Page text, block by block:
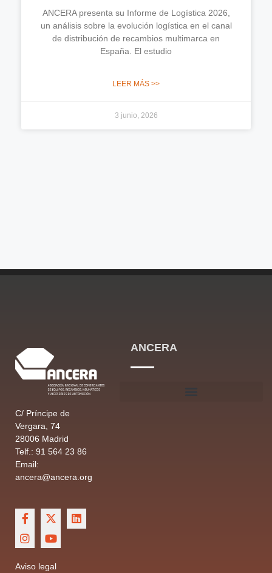
ANCERA presenta su Informe de Logística 2026,
un análisis sobre la evolución logística en el canal
de distribución de recambios multimarca en
España. El estudio
LEER MÁS >>
3 junio, 2026
C/ Príncipe de
Vergara, 74
28006 Madrid
Telf.: 91 564 23 86
Email:
ancera@ancera.org
Aviso legal
ANCERA